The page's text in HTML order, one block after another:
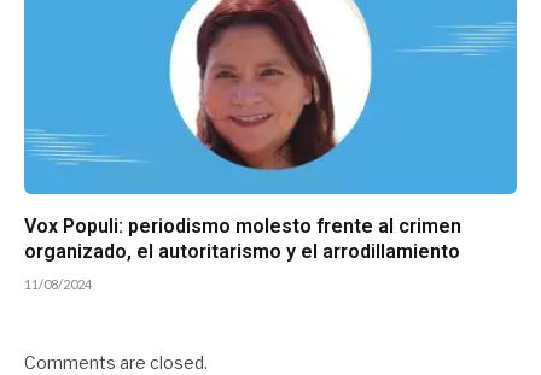
Vox Populi: periodismo molesto frente al crimen
organizado, el autoritarismo y el arrodillamiento
11/08/2024
Comments are closed.